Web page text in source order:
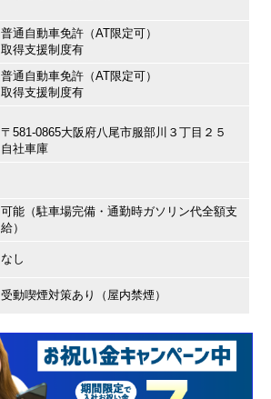
普通自動車免許（AT限定可）
取得支援制度有
普通自動車免許（AT限定可）
取得支援制度有
〒581-0865大阪府八尾市服部川３丁目２５
自社車庫
可能（駐車場完備・通勤時ガソリン代全額支
給）
なし
受動喫煙対策あり（屋内禁煙）